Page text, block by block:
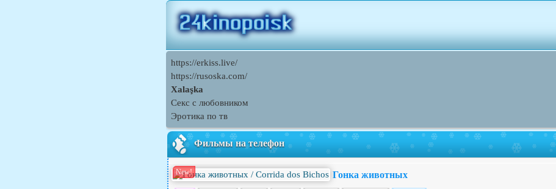
https://erkiss.live/
https://rusoska.com/
Xalaşka
Секс с любовником
Эротика по тв
Фильмы на телефон
New! Гонка животных